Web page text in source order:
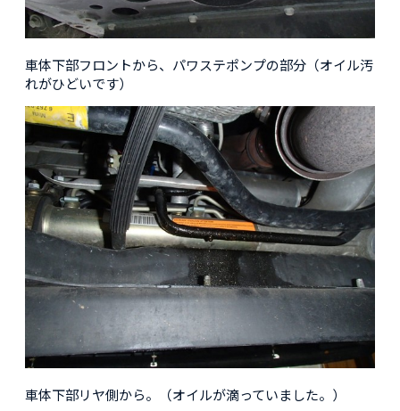
車体下部フロントから、パワステポンプの部分（オイル汚
れがひどいです）
車体下部リヤ側から。（オイルが滴っていました。）